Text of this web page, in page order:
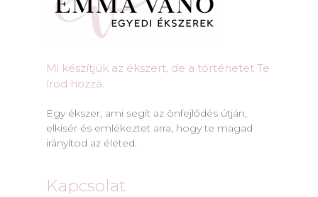
Mi készítjük az ékszert, de a történetet Te
írod hozzá.​
Egy ékszer, ami segít az önfejlődés útján,
elkísér és emlékeztet arra, hogy te magad
irányítod az életed.
Kapcsolat